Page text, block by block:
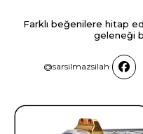
Farklı beğenilere hitap
geleneği
@sarsilmazsilah